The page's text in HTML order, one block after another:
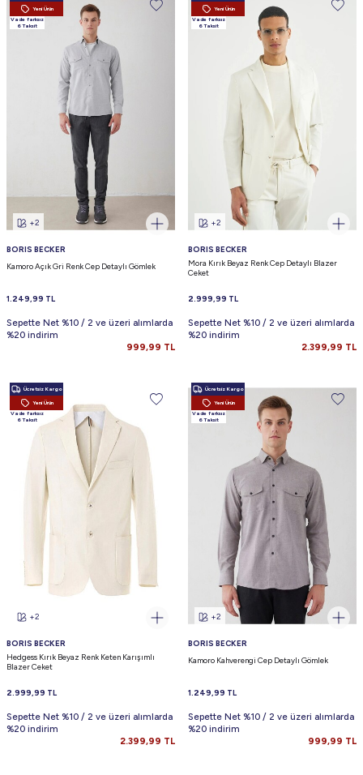
Yeni Ürün
Vade farksız
6 Taksit
+2
BORIS BECKER
Kamoro Açık Gri Renk Cep Detaylı Gömlek
1.249,99 TL
Sepette Net %10 / 2 ve üzeri alımlarda
%20 indirim
999,99 TL
Yeni Ürün
Vade farksız
6 Taksit
+2
BORIS BECKER
Mora Kırık Beyaz Renk Cep Detaylı Blazer
Ceket
2.999,99 TL
Sepette Net %10 / 2 ve üzeri alımlarda
%20 indirim
2.399,99 TL
Ücretsiz Kargo
Yeni Ürün
Vade farksız
6 Taksit
+2
BORIS BECKER
Hedgess Kırık Beyaz Renk Keten Karışımlı
Blazer Ceket
2.999,99 TL
Sepette Net %10 / 2 ve üzeri alımlarda
%20 indirim
2.399,99 TL
Ücretsiz Kargo
Yeni Ürün
Vade farksız
6 Taksit
+2
BORIS BECKER
Kamoro Kahverengi Cep Detaylı Gömlek
1.249,99 TL
Sepette Net %10 / 2 ve üzeri alımlarda
%20 indirim
999,99 TL